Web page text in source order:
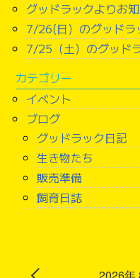
グッドラックよりお
7/26(日）のグッドラ
7/25（土）のグッド
カテゴリー
イベント
ブログ
グッドラック日記
生き物たち
販売準備
飼育日誌
2026年